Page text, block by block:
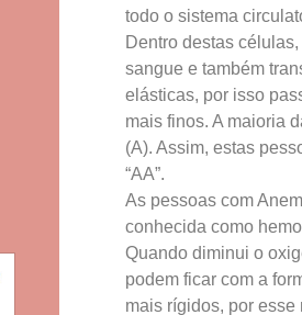
todo o sistema
Dentro destas
sangue e também
elásticas, por isso
mais finos. A maioria
(A). Assim, estas
“AA”.
As pessoas com
conhecida como
Quando diminui o
podem ficar com a
mais rígidos, por